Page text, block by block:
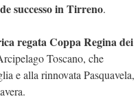
successo in Tirreno.
regata Coppa Regina dei
Toscano, che
e alla rinnovata Pasquavela,